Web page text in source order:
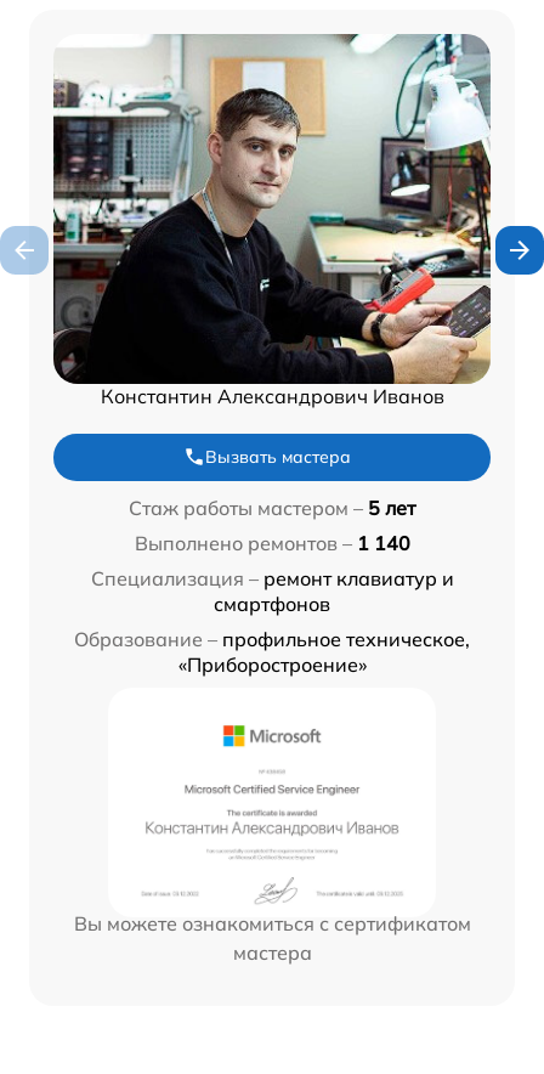
Константин Александрович Иванов
Вызвать мастера
Стаж работы мастером – 5 лет
Выполнено ремонтов – 1 140
Специализация – ремонт клавиатур и
смартфонов
Образование – профильное техническое,
«Приборостроение»
Вы можете ознакомиться с сертификатом
мастера